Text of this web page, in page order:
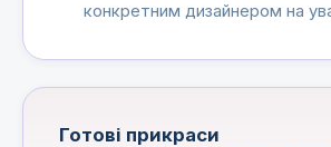
конкретним дизайнером на
Готові прикраси